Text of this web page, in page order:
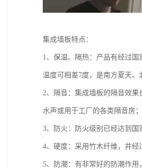
集成墙板特点：
1、保温、隔热：产品有经过
温度可相差7度，是南方夏天、
2、隔音：集成墙板的隔音效
水声或用于工厂的各类隔音房；
3、防火：防火级别已经达到国
4、硬度：采用竹木纤维，并经
5、防潮：有非常好的防潮作用